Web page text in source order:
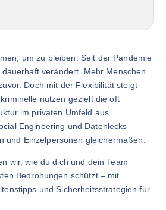
um zu bleiben. Seit der Pandemie
verändert. Mehr Menschen
Doch mit der Flexibilität steigt
nutzen gezielt die oft
im privaten Umfeld aus.
Engineering und Datenlecks
und Einzelpersonen gleichermaßen.
wir, wie du dich und dein Team
Bedrohungen schützt – mit
und Sicherheitsstrategien für